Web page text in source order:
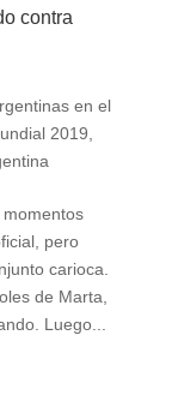
contra
en el
2019
pero
carioca.
de Marta,
Luego...